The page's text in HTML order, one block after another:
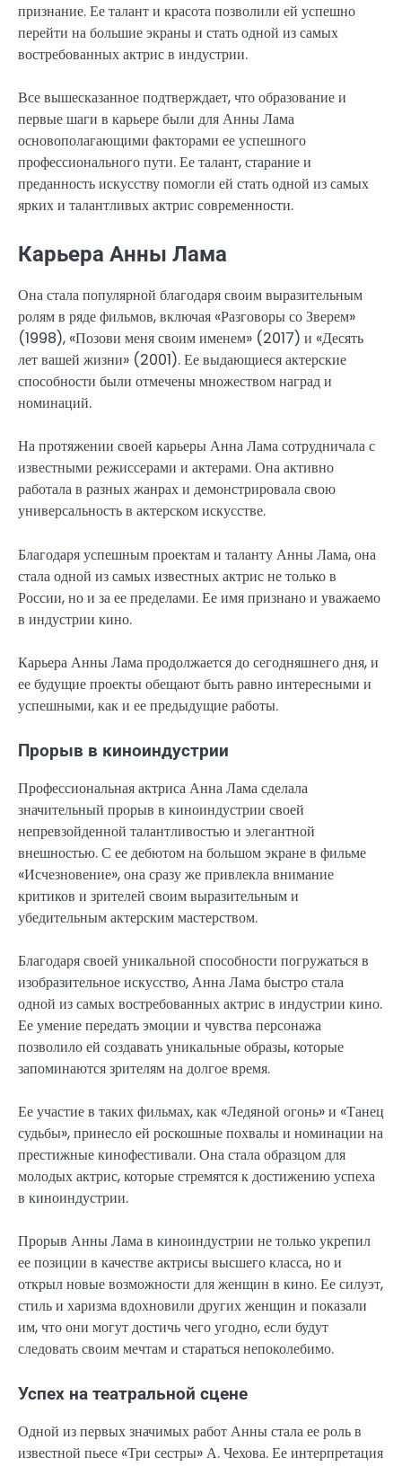
признание. Ее талант и красота позволили ей успешно
перейти на большие экраны и стать одной из самых
востребованных актрис в индустрии.
Все вышесказанное подтверждает, что образование и
первые шаги в карьере были для Анны Лама
основополагающими факторами ее успешного
профессионального пути. Ее талант, старание и
преданность искусству помогли ей стать одной из самых
ярких и талантливых актрис современности.
Карьера Анны Лама
Она стала популярной благодаря своим выразительным
ролям в ряде фильмов, включая «Разговоры со Зверем»
(1998), «Позови меня своим именем» (2017) и «Десять
лет вашей жизни» (2001). Ее выдающиеся актерские
способности были отмечены множеством наград и
номинаций.
На протяжении своей карьеры Анна Лама сотрудничала с
известными режиссерами и актерами. Она активно
работала в разных жанрах и демонстрировала свою
универсальность в актерском искусстве.
Благодаря успешным проектам и таланту Анны Лама, она
стала одной из самых известных актрис не только в
России, но и за ее пределами. Ее имя признано и уважаемо
в индустрии кино.
Карьера Анны Лама продолжается до сегодняшнего дня, и
ее будущие проекты обещают быть равно интересными и
успешными, как и ее предыдущие работы.
Прорыв в киноиндустрии
Профессиональная актриса Анна Лама сделала
значительный прорыв в киноиндустрии своей
непревзойденной талантливостью и элегантной
внешностью. С ее дебютом на большом экране в фильме
«Исчезновение», она сразу же привлекла внимание
критиков и зрителей своим выразительным и
убедительным актерским мастерством.
Благодаря своей уникальной способности погружаться в
изобразительное искусство, Анна Лама быстро стала
одной из самых востребованных актрис в индустрии кино.
Ее умение передать эмоции и чувства персонажа
позволило ей создавать уникальные образы, которые
запоминаются зрителям на долгое время.
Ее участие в таких фильмах, как «Ледяной огонь» и «Танец
судьбы», принесло ей роскошные похвалы и номинации на
престижные кинофестивали. Она стала образцом для
молодых актрис, которые стремятся к достижению успеха
в киноиндустрии.
Прорыв Анны Лама в киноиндустрии не только укрепил
ее позиции в качестве актрисы высшего класса, но и
открыл новые возможности для женщин в кино. Ее силуэт,
стиль и харизма вдохновили других женщин и показали
им, что они могут достичь чего угодно, если будут
следовать своим мечтам и стараться непоколебимо.
Успех на театральной сцене
Одной из первых значимых работ Анны стала ее роль в
известной пьесе «Три сестры» А. Чехова. Ее интерпретация